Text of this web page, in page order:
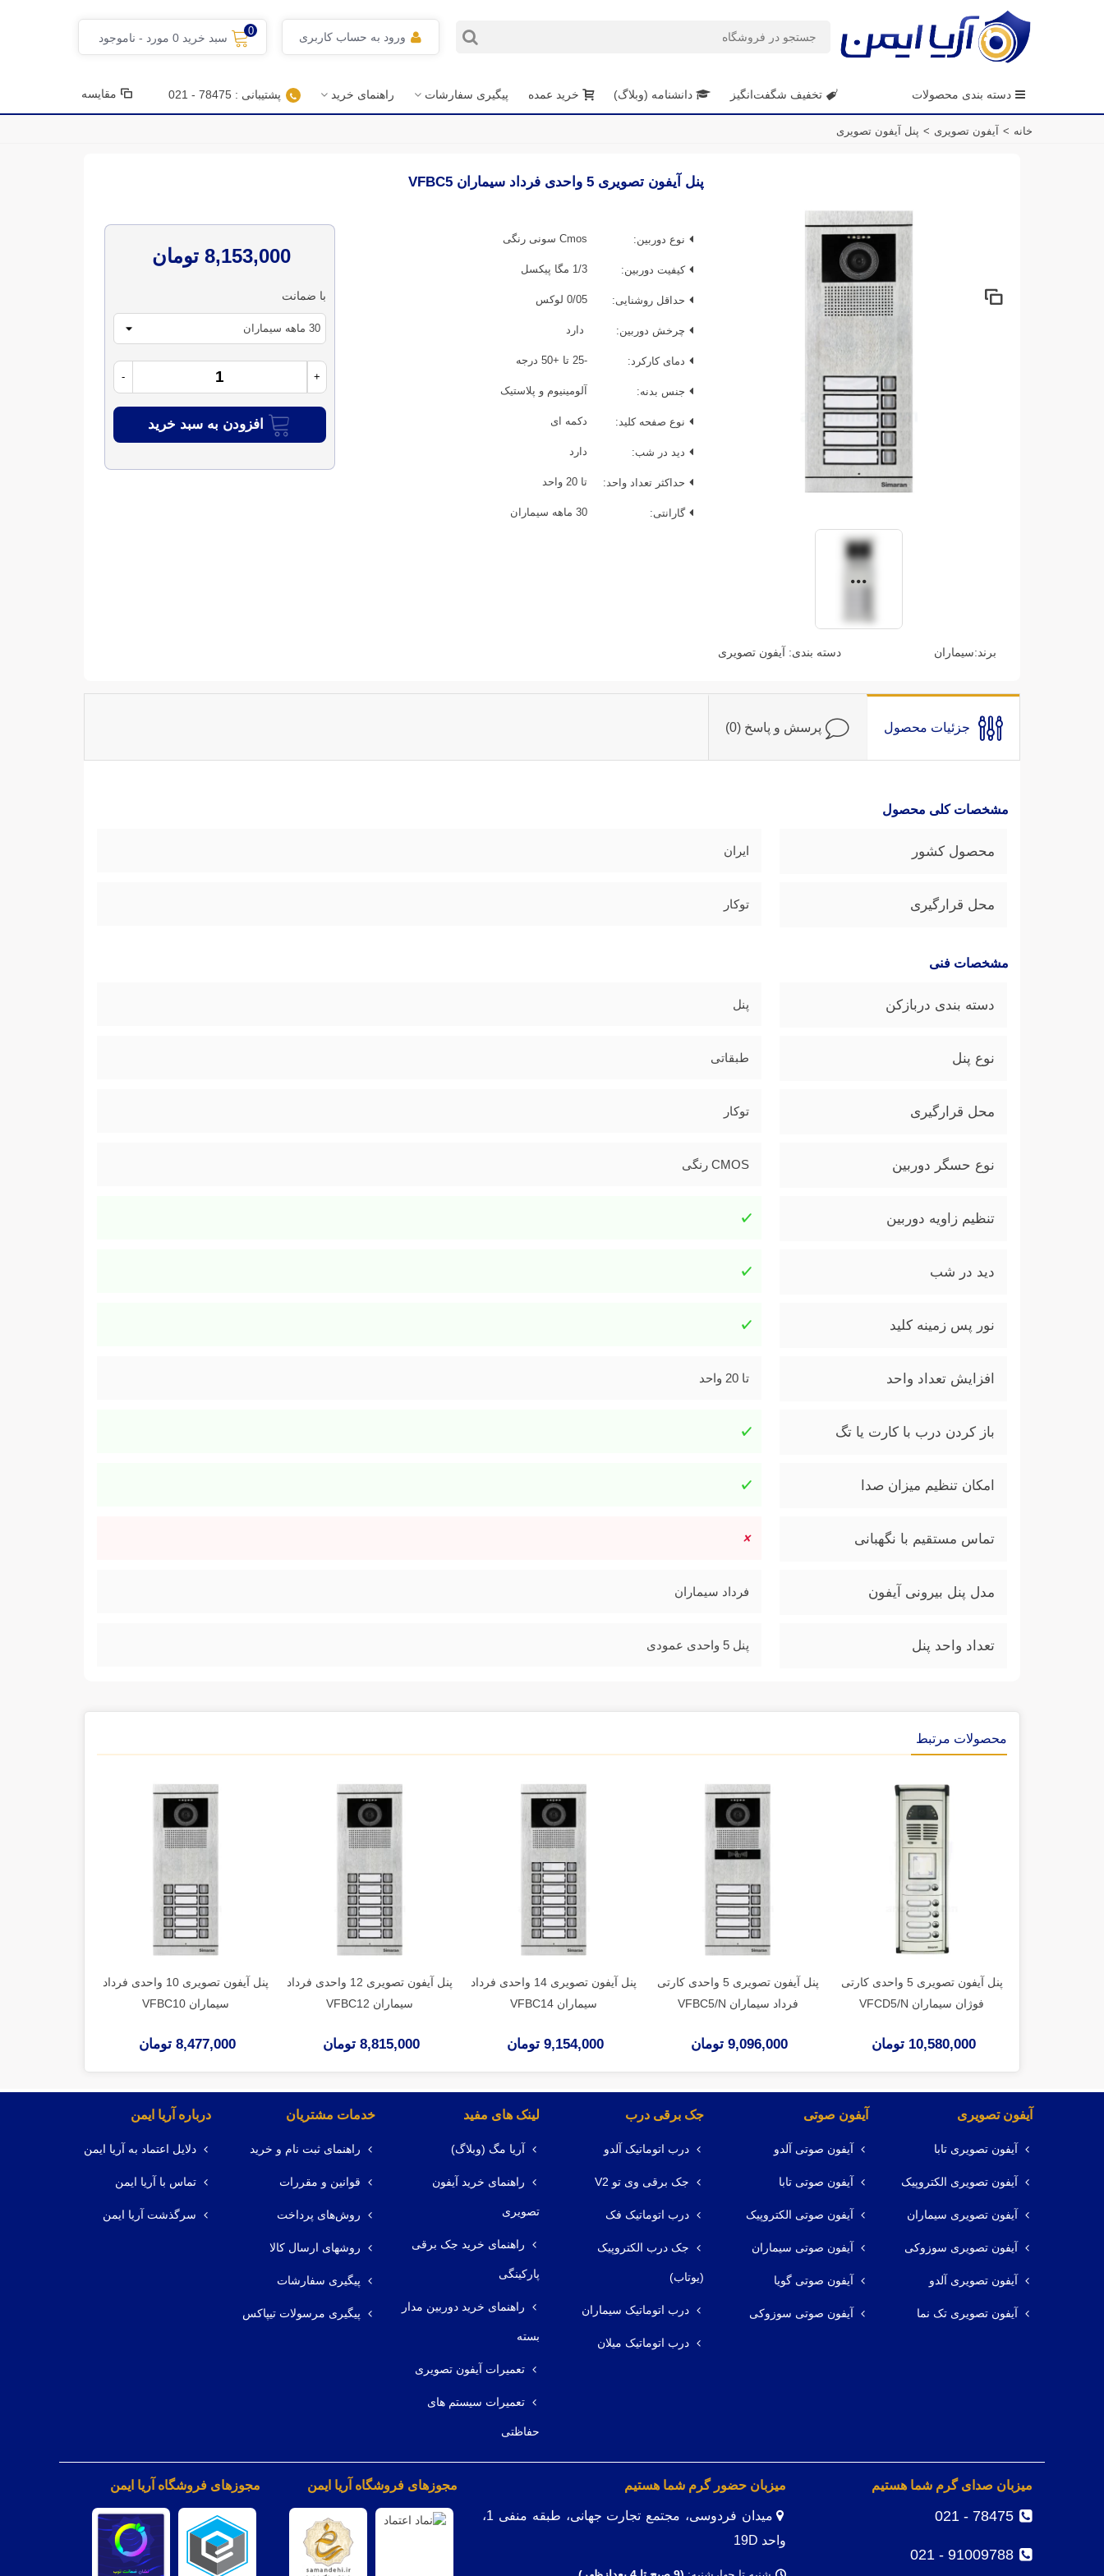
ورود به حساب کاربری
0
سبد خرید 0 مورد - ناموجود
دسته بندی محصولات تخفیف شگفت‌انگیز دانشنامه (وبلاگ) خرید عمده پیگیری سفارشات راهنمای خرید پشتیبانی : 78475 - 021 مقایسه
خانه > آیفون تصویری > پنل آیفون تصویری
برند:سیماران دسته بندی: آیفون تصویری
پنل آیفون تصویری 5 واحدی فرداد سیماران VFBC5
نوع دوربین: Cmos سونی رنگی
کیفیت دوربین: 1/3 مگا پیکسل
حداقل روشنایی: 0/05 لوکس
چرخش دوربین: دارد
دمای کارکرد: -25 تا +50 درجه
جنس بدنه: آلومینیوم و پلاستیک
نوع صفحه کلید: دکمه ای
دید در شب: دارد
حداکثر تعداد واحد: تا 20 واحد
گارانتی: 30 ماهه سیماران
8,153,000 تومان
با ضمانت
- +
افزودن به سبد خرید
جزئیات محصول پرسش و پاسخ (0)
مشخصات کلی محصول
محصول کشور ایران
محل قرارگیری توکار
مشخصات فنی
دسته بندی دربازکن پنل
نوع پنل طبقاتی
محل قرارگیری توکار
نوع حسگر دوربین CMOS رنگی
تنظیم زاویه دوربین
دید در شب
نور پس زمینه کلید
افزایش تعداد واحد تا 20 واحد
باز کردن درب با کارت یا تگ
امکان تنظیم میزان صدا
تماس مستقیم با نگهبانی
مدل پنل بیرونی آیفون فرداد سیماران
تعداد واحد پنل پنل 5 واحدی عمودی
محصولات مرتبط
پنل آیفون تصویری 5 واحدی کارتی
فوژان سیماران VFCD5/N
10,580,000 تومان
پنل آیفون تصویری 5 واحدی کارتی
فرداد سیماران VFBC5/N
9,096,000 تومان
پنل آیفون تصویری 14 واحدی فرداد
سیماران VFBC14
9,154,000 تومان
پنل آیفون تصویری 12 واحدی فرداد
سیماران VFBC12
8,815,000 تومان
پنل آیفون تصویری 10 واحدی فرداد
سیماران VFBC10
8,477,000 تومان
آیفون تصویری
آیفون تصویری تابا
آیفون تصویری الکتروپیک
آیفون تصویری سیماران
آیفون تصویری سوزوکی
آیفون تصویری آلدو
آیفون تصویری تک نما
آیفون صوتی
آیفون صوتی آلدو
آیفون صوتی تابا
آیفون صوتی الکتروپیک
آیفون صوتی سیماران
آیفون صوتی گویا
آیفون صوتی سوزوکی
جک برقی درب
درب اتوماتیک آلدو
جک برقی وی تو V2
درب اتوماتیک فک
جک درب الکتروپیک
(یوتاب)
درب اتوماتیک سیماران
درب اتوماتیک میلان
لینک های مفید
آریا مگ (وبلاگ)
راهنمای خرید آیفون
تصویری
راهنمای خرید جک برقی
پارکینگی
راهنمای خرید دوربین مدار
بسته
تعمیرات آیفون تصویری
تعمیرات سیستم های
حفاظتی
خدمات مشتریان
راهنمای ثبت نام و خرید
قوانین و مقررات
روش‌های پرداخت
روشهای ارسال کالا
پیگیری سفارشات
پیگیری مرسولات تیپاکس
درباره آریا ایمن
دلایل اعتماد به آریا ایمن
تماس با آریا ایمن
سرگذشت آریا ایمن
میزبان صدای گرم شما هستیم
78475 - 021
91009788 - 021
میزبان حضور گرم شما هستیم
میدان فردوسی، مجتمع تجارت جهانی، طبقه منفی 1،
واحد 19D
مجوزهای فروشگاه آریا ایمن مجوزهای فروشگاه آریا ایمن